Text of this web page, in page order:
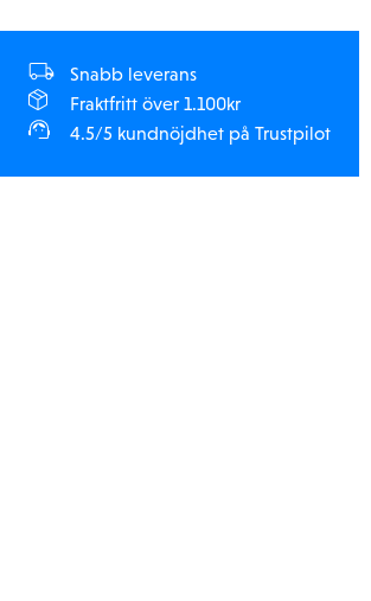
Snabb leverans
Fraktfritt över 1.100kr
4.5/5 kundnöjdhet på Trustpilot